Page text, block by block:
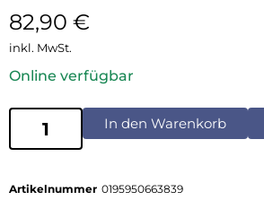
82,90 €
inkl. MwSt.
Online verfügbar
In den Warenkorb
Artikelnummer 0195950663839